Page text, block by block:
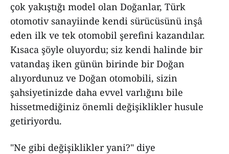
çok yakıştığı model olan Doğanlar, Türk
otomotiv sanayiinde kendi sürücüsünü inşâ
eden ilk ve tek otomobil şerefini kazandılar.
Kısaca şöyle oluyordu; siz kendi halinde bir
vatandaş iken günün birinde bir Doğan
alıyordunuz ve Doğan otomobili, sizin
şahsiyetinizde daha evvel varlığını bile
hissetmediğiniz önemli değişiklikler husule
getiriyordu.
"Ne gibi değişiklikler yani?" diye